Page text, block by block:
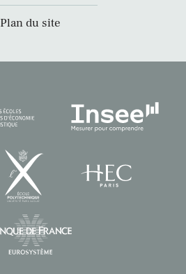
Plan du site